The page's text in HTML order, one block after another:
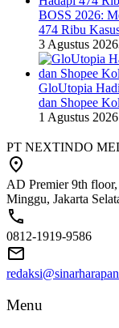
BOSS 2026:
474 Ribu
3 Agustus 2026
GloUtopia
dan Shopee
1 Agustus 2026
PT NEXTINDO
AD Premier 9th
Minggu, Jakarta
0812-1919-9586
Menu